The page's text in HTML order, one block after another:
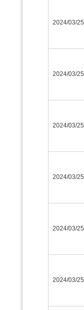
2024/03/25
2024/03/25
2024/03/25
2024/03/25
2024/03/25
2024/03/25